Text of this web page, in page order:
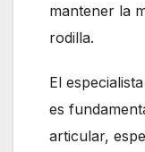
mantener la
rodilla.
El
es
articular,